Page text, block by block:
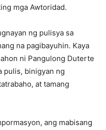
mga Awtoridad.
ng pulisya sa
na pagibayuhin. Kaya
ni Pangulong Duterte
pulis, binigyan ng
at tamang
ang mabisang